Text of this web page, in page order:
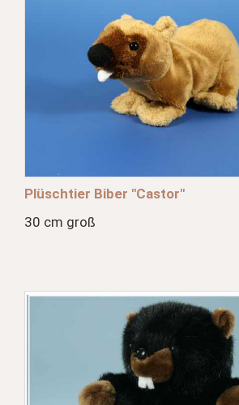
Plüschtier Biber "Castor"
30 cm groß